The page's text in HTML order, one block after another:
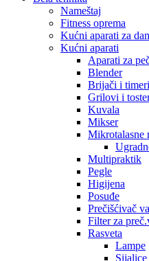
Nameštaj
Fitness oprema
Kućni aparati za
Kućni aparati
Aparati za
Blender
Brijači i timeri
Grilovi i
Kuvala
Mikser
Mikrotalasne
Multipraktik
Pegle
Higijena
Posuđe
Prečišćivač
Filter za
Rasveta
Lampe
Sijalice